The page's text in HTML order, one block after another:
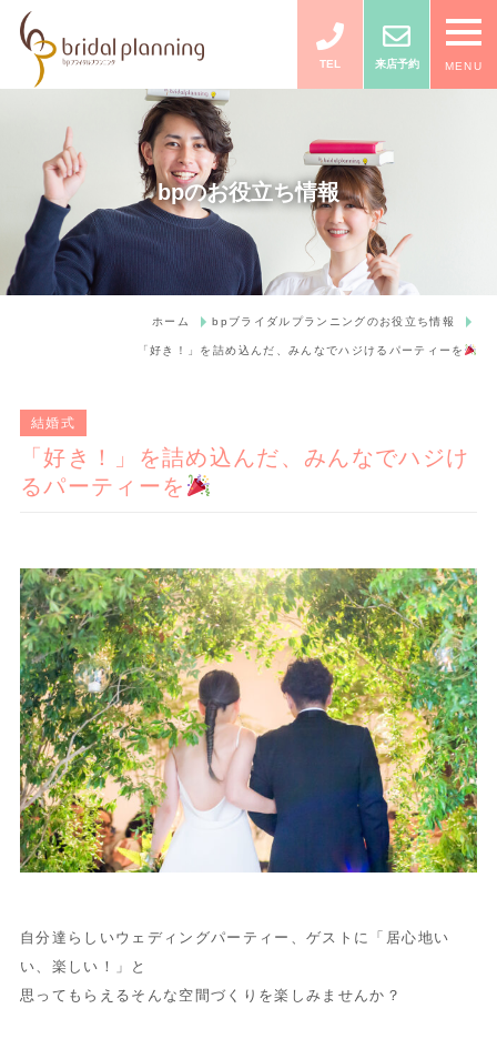
TEL 来店予約 MENU
bpのお役立ち情報
ホーム bpブライダルプランニングのお役立ち情報
「好き！」を詰め込んだ、みんなでハジけるパーティーを
結婚式
「好き！」を詰め込んだ、みんなでハジけ
るパーティーを
自分達らしいウェディングパーティー、ゲストに「居心地い
い、楽しい！」と
思ってもらえるそんな空間づくりを楽しみませんか？